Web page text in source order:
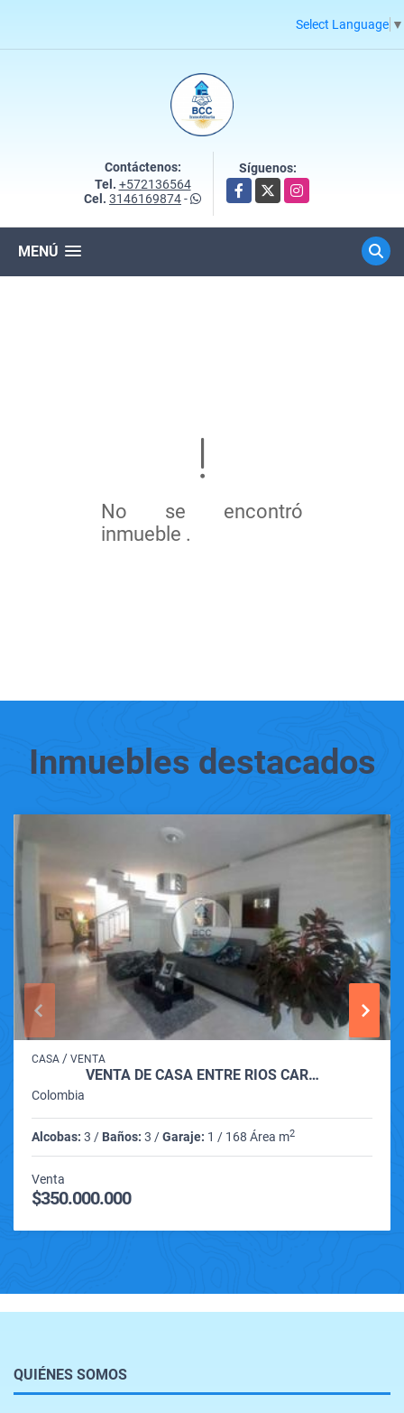
Select Language ▼
Contáctenos:
Tel. +572136564
Cel. 3146169874-
Síguenos:
Facebook
X Instagram
MENÚ
No se encontró
inmueble .
Inmuebles destacados
CASA / VENTA
VENTA DE CASA ENTRE RIOS CAR…
Colombia
Alcobas: 3 / Baños: 3 /Garaje: 1 / 168 Área m2
Venta
$350.000.000
QUIÉNES SOMOS